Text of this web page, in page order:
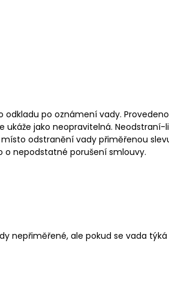
po oznámení vady.
ukáže jako neopravitelná.
odstranění vady přiměřenou
o nepodstatné porušení smlouvy.
nepřiměřené, ale pokud se vada